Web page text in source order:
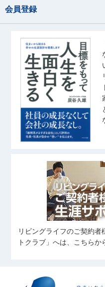
会員登録
リビングライフのご契約
トクラブ」へは、こちら